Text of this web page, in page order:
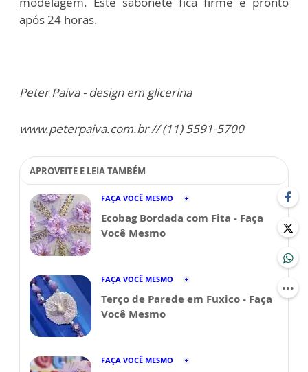
após 24 horas.
Peter Paiva - design em glicerina
www.peterpaiva.com.br // (11) 5591-5700
APROVEITE E LEIA TAMBÉM
FAÇA VOCÊ MESMO
Ecobag Bordada com Fita - Faça
Você Mesmo
FAÇA VOCÊ MESMO
Terço de Parede em Fuxico - Faça
Você Mesmo
FAÇA VOCÊ MESMO